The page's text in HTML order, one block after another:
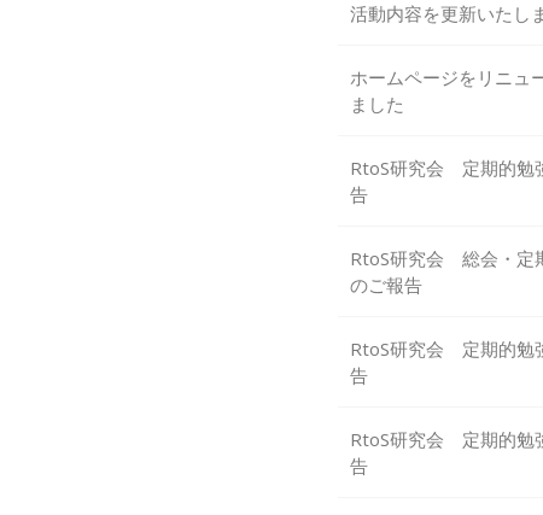
活動内容を更新いたし
ホームページをリニュ
ました
RtoS研究会 定期的勉
告
RtoS研究会 総会・定
のご報告
RtoS研究会 定期的勉
告
RtoS研究会 定期的勉
告